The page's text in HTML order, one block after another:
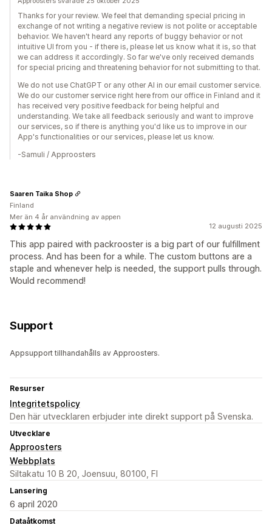
Thanks for your review. We feel that demanding special pricing in
exchange of not writing a negative review is not polite or acceptable
behavior. We haven't heard any reports of buggy behavior or not
intuitive UI from you - if there is, please let us know what it is, so that
we can address it accordingly. So far we've only received demands
for special pricing and threatening behavior for not submitting to that.
We do not use ChatGPT or any other AI in our email customer service.
We do our customer service right here from our office in Finland and it
has received very positive feedback for being helpful and
understanding. We take all feedback seriously and want to improve
our services, so if there is anything you'd like us to improve in our
App's functionalities or our services, please let us know.
-Samuli / Approosters
12 augusti 2025
This app paired with packrooster is a big part of our fulfillment
process. And has been for a while. The custom buttons are a
staple and whenever help is needed, the support pulls through.
Would recommend!
Saaren Taika Shop
Finland
Mer än 4 år användning av appen
Support
Appsupport tillhandahålls av Approosters.
Resurser
Integritetspolicy
Den här utvecklaren erbjuder inte direkt support på Svenska.
Utvecklare
Approosters
Webbplats
Siltakatu 10 B 20, Joensuu, 80100, FI
Lansering
6 april 2020
Dataåtkomst